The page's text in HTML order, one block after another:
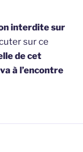
interdite sur
sur ce
de cet
à l’encontre